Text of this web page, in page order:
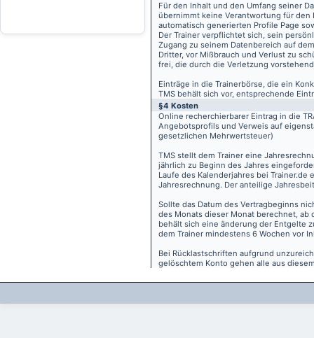
Für den Inhalt und den Umfang seiner
übernimmt keine Verantwortung für den
automatisch generierten Profile Page
Der Trainer verpflichtet sich, sein
Zugang zu seinem Datenbereich auf
Dritter, vor Mißbrauch und Verlust zu
frei, die durch die Verletzung
Einträge in die Trainerbörse, die ein
TMS behält sich vor, entsprechende
§4 Kosten
Online recherchierbarer Eintrag in die
Angebotsprofils und Verweis auf
gesetzlichen Mehrwertsteuer)
TMS stellt dem Trainer eine
jährlich zu Beginn des Jahres
Laufe des Kalenderjahres bei
Jahresrechnung. Der anteilige
Sollte das Datum des Vertragbeginns
des Monats dieser Monat berechnet, ab
behält sich eine änderung der Entgelte
dem Trainer mindestens 6 Wochen vor
Bei Rücklastschriften aufgrund
gelöschtem Konto gehen alle aus